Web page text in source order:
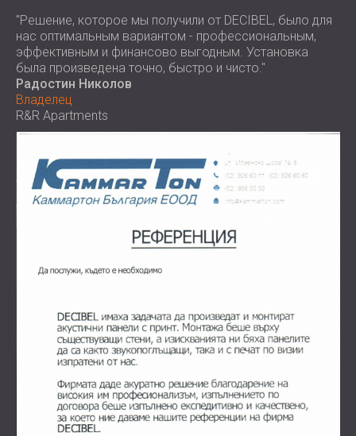
"Решение, которое мы получили от DECIBEL, было для
нас оптимальным вариантом - профессиональным,
эффективным и финансово выгодным. Установка
была произведена точно, быстро и чисто."
Радостин Николов
Владелец
R&R Apartments